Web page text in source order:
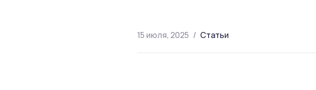
15 июля, 2025 Статьи